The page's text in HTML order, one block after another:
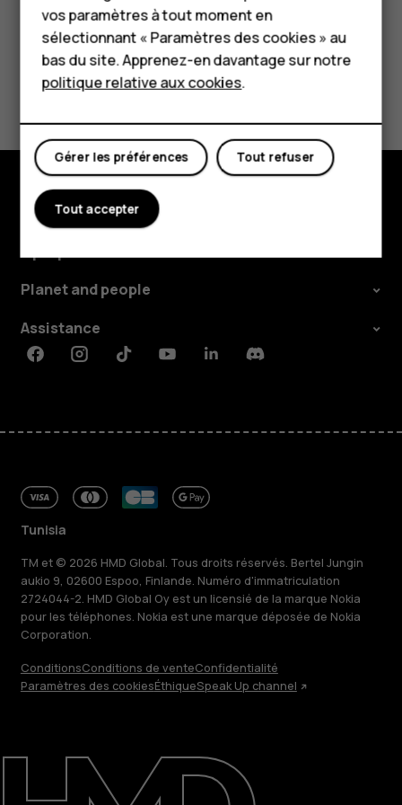
Tablettes
Boutique
Mon compte
Réparer, réutiliser, recycler
Responsable
Avez-vous trouvé cela utile?
Boutique
Planet and people
Assistance
FacebookInstagramTiktokYoutubeLinkedinDiscord
Tunisia
TM et © 2026 HMD Global. Tous droits réservés. Bertel Jungin
aukio 9, 02600 Espoo, Finlande. Numéro d'immatriculation
2724044-2. HMD Global Oy est un licensié de la marque Nokia
pour les téléphones. Nokia est une marque déposée de Nokia
Corporation.
ConditionsConditions de venteConfidentialité
Paramètres des cookiesÉthiqueSpeak Up channel
vos paramètres à tout moment en
sélectionnant « Paramètres des cookies » au
bas du site. Apprenez-en davantage sur notre
politique relative aux cookies.
Tout refuser
Gérer les préférences
Tout accepter